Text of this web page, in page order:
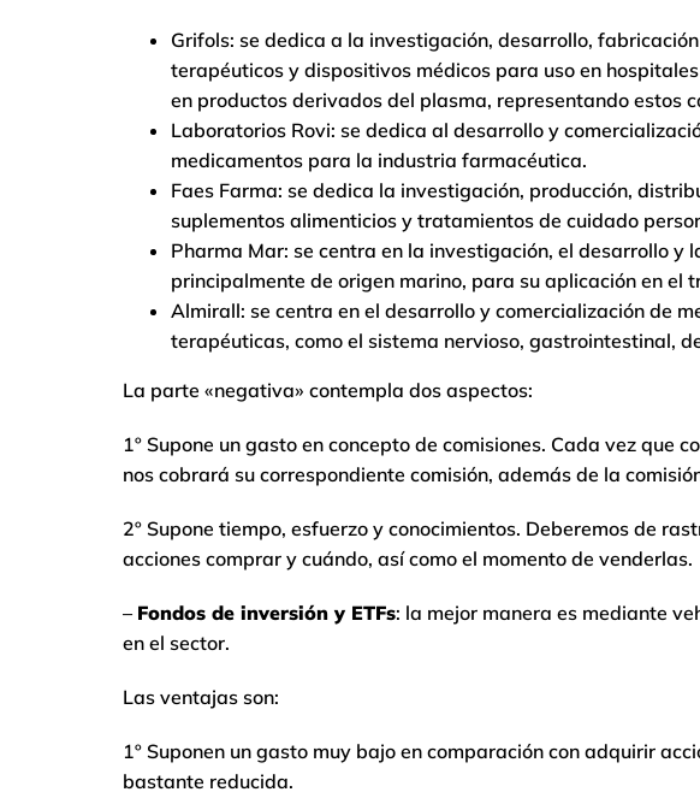
Grifols: se dedica a la investigación, desarrollo,
terapéuticos y dispositivos médicos para uso en
en productos derivados del plasma, representando estos
Laboratorios Rovi: se dedica al desarrollo y
medicamentos para la industria farmacéutica.
Faes Farma: se dedica la investigación, producción,
suplementos alimenticios y tratamientos de cuidado
Pharma Mar: se centra en la investigación, el desarrollo y
principalmente de origen marino, para su aplicación en el
Almirall: se centra en el desarrollo y comercialización de
terapéuticas, como el sistema nervioso, gastrointestinal,
La parte «negativa» contempla dos aspectos:
1º Supone un gasto en concepto de comisiones. Cada vez que
nos cobrará su correspondiente comisión, además de la
2º Supone tiempo, esfuerzo y conocimientos. Deberemos de
acciones comprar y cuándo, así como el momento de venderlas.
– Fondos de inversión y ETFs: la mejor manera es mediante
en el sector.
Las ventajas son:
1º Suponen un gasto muy bajo en comparación con adquirir
bastante reducida.